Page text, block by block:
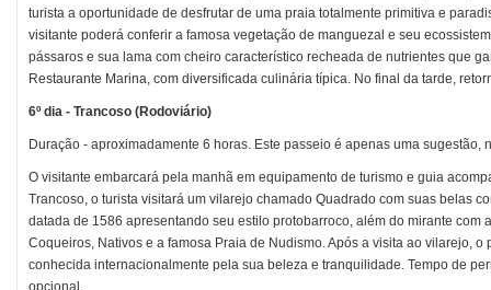
turista a oportunidade de desfrutar de uma praia totalmente primitiva e
visitante poderá conferir a famosa vegetação de manguezal e seu
pássaros e sua lama com cheiro característico recheada de nutrientes que
Restaurante Marina, com diversificada culinária típica. No final da tarde,
6º dia - Trancoso (Rodoviário)
Duração - aproximadamente 6 horas. Este passeio é apenas uma sugestão,
O visitante embarcará pela manhã em equipamento de turismo e guia
Trancoso, o turista visitará um vilarejo chamado Quadrado com suas belas
datada de 1586 apresentando seu estilo protobarroco, além do mirante com
Coqueiros, Nativos e a famosa Praia de Nudismo. Após a visita ao vilarejo,
conhecida internacionalmente pela sua beleza e tranquilidade. Tempo de
opcional.